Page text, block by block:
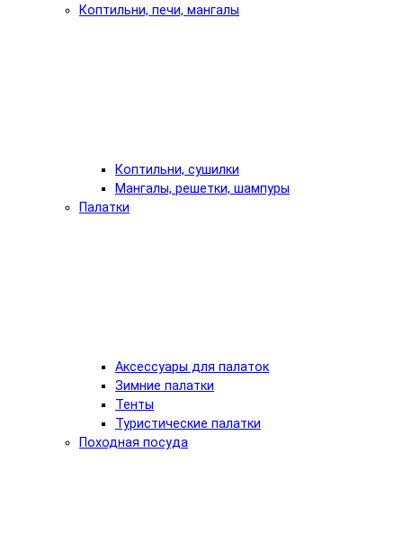
Коптильни, печи, мангалы
Коптильни, сушилки
Мангалы, решетки, шампуры
Палатки
Аксессуары для палаток
Зимние палатки
Тенты
Туристические палатки
Походная посуда